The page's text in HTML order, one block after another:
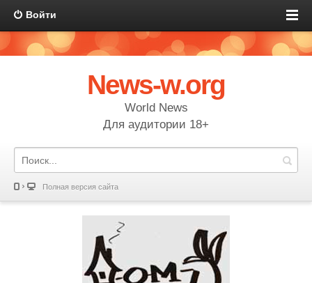
Войти
News-w.org
World News
Для аудитории 18+
Полная версия сайта